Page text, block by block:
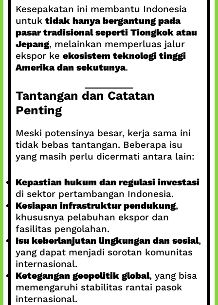
Kesepakatan ini membantu Indonesia
untuk tidak hanya bergantung pada
pasar tradisional seperti Tiongkok atau
Jepang, melainkan memperluas jalur
ekspor ke ekosistem teknologi tinggi
Amerika dan sekutunya.
Tantangan dan Catatan
Penting
Meski potensinya besar, kerja sama ini
tidak bebas tantangan. Beberapa isu
yang masih perlu dicermati antara lain:
Kepastian hukum dan regulasi investasi
di sektor pertambangan Indonesia.
Kesiapan infrastruktur pendukung,
khususnya pelabuhan ekspor dan
fasilitas pengolahan.
Isu keberlanjutan lingkungan dan sosial,
yang dapat menjadi sorotan komunitas
internasional.
Ketegangan geopolitik global, yang bisa
memengaruhi stabilitas rantai pasok
internasional.